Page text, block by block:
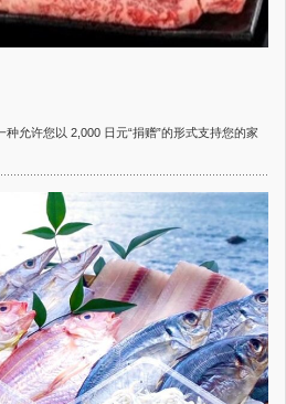
允许您以 2,000 日元“捐赠”的形式支持您的家